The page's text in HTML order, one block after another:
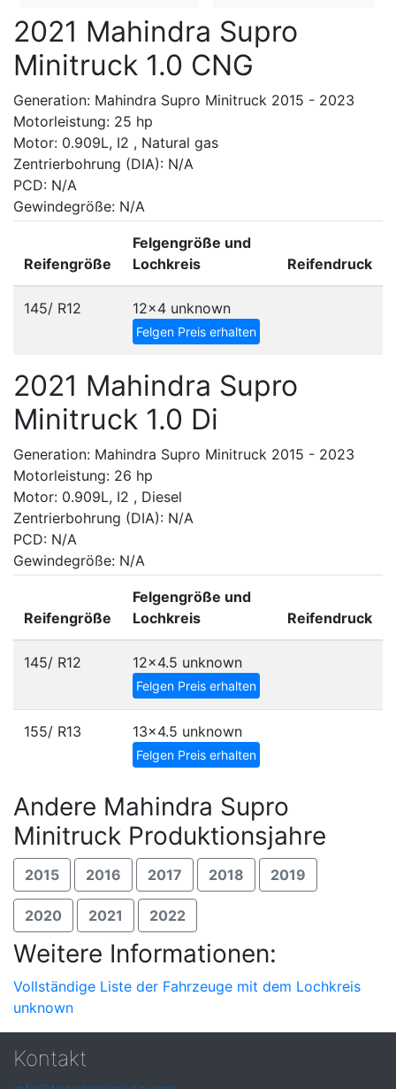
2021 Mahindra Supro
Minitruck 1.0 CNG
Generation: Mahindra Supro Minitruck 2015 - 2023
Motorleistung: 25 hp
Motor: 0.909L, I2 , Natural gas
Zentrierbohrung (DIA): N/A
PCD: N/A
Gewindegröße: N/A
Reifengröße
Felgengröße und
Lochkreis
Reifendruck
145/ R12 12x4 unknown
Felgen Preis erhalten
2021 Mahindra Supro
Minitruck 1.0 Di
Generation: Mahindra Supro Minitruck 2015 - 2023
Motorleistung: 26 hp
Motor: 0.909L, I2 , Diesel
Zentrierbohrung (DIA): N/A
PCD: N/A
Gewindegröße: N/A
Reifengröße
Felgengröße und
Lochkreis
Reifendruck
145/ R12 12x4.5 unknown
Felgen Preis erhalten
155/ R13 13x4.5 unknown
Felgen Preis erhalten
Andere Mahindra Supro
Minitruck Produktionsjahre
2015 2016 2017 2018 2019
2020 2021 2022
Weitere Informationen:
Vollständige Liste der Fahrzeuge mit dem Lochkreis
unknown
Kontakt